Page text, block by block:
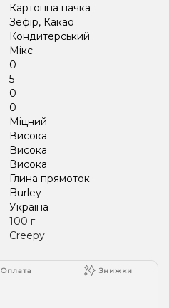
Картонна пачка
Зефір, Какао
Кондитерський
Мікс
0
5
0
0
Міцний
Висока
Висока
Висока
Глина прямоток
Burley
Україна
100 г
Creepy
Оплата Знижки